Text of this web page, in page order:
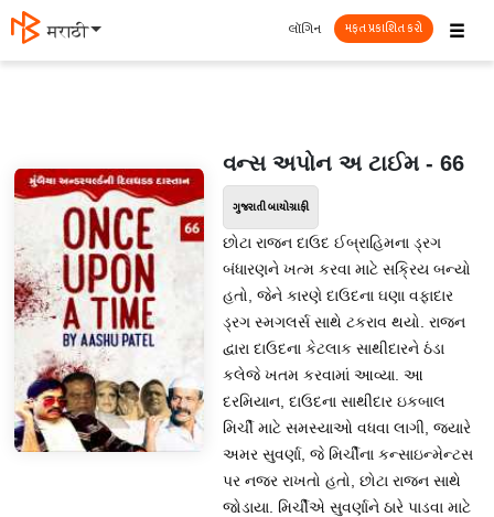
मराठी ☰
લૉગિન મફત પ્રકાશિત કરો
વન્સ અપોન અ ટાઈમ - 66
ગુજરાતી બાયોગ્રાફી
છોટા રાજન દાઉદ ઈબ્રાહિમના ડ્રગ
બંધારણને ખત્મ કરવા માટે સક્રિય બન્યો
હતો, જેને કારણે દાઉદના ઘણા વફાદાર
ડ્રગ સ્મગલર્સ સાથે ટકરાવ થયો. રાજન
દ્વારા દાઉદના કેટલાક સાથીદારને ઠંડા
કલેજે ખતમ કરવામાં આવ્યા. આ
દરમિયાન, દાઉદના સાથીદાર ઇકબાલ
મિર્ચી માટે સમસ્યાઓ વધવા લાગી, જ્યારે
અમર સુવર્ણા, જે મિર્ચીના કન્સાઇન્મેન્ટસ
પર નજર રાખતો હતો, છોટા રાજન સાથે
જોડાયા. મિર્ચીએ સુવર્ણાને ઠારે પાડવા માટે